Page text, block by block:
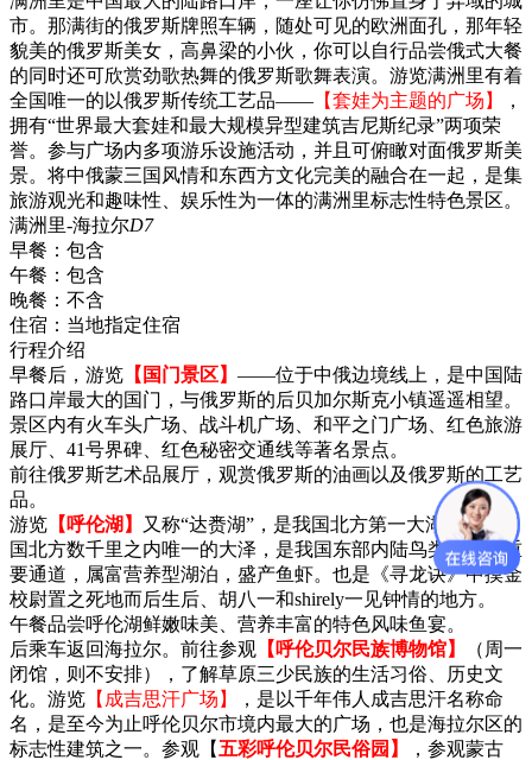
市。那满街的俄罗斯牌照车辆，随处可见的欧洲面孔，那年轻
貌美的俄罗斯美女，高鼻梁的小伙，你可以自行品尝俄式大餐
的同时还可欣赏劲歌热舞的俄罗斯歌舞表演。游览满洲里有着
全国唯一的以俄罗斯传统工艺品—— 【套娃为主题的广场】
，
拥有“世界最大套娃和最大规模异型建筑吉尼斯纪录”两项荣
誉。参与广场内多项游乐设施活动，并且可俯瞰对面俄罗斯美
景。将中俄蒙三国风情和东西方文化完美的融合在一起，是集
旅游观光和趣味性、娱乐性为一体的满洲里标志性特色景区。
满洲里-海拉尔D7
早餐： 包含
午餐： 包含
晚餐： 不含
住宿： 当地指定住宿
行程介绍
早餐后，游览 【国门景区】 ——位于中俄边境线上，是中国陆
路口岸最大的国门，与俄罗斯的后贝加尔斯克小镇遥遥相望。
景区内有火车头广场、战斗机广场、和平之门广场、红色旅游
展厅、41号界碑、红色秘密交通线等著名景点。
前往俄罗斯艺术品展厅，观赏俄罗斯的油画以及俄罗斯的工艺
品。
游览 【呼伦湖】
又称“达赉湖”，是我国北方第一大湖。也是我
国北方数千里之内唯一的大泽，是我国东部内陆鸟类迁徙的重
要通道，属富营养型湖泊，盛产鱼虾。也是《寻龙诀》中摸金
校尉置之死地而后生后、胡八一和shirely一见钟情的地方。
午餐品尝呼伦湖鲜嫩味美、营养丰富的特色风味鱼宴。
后乘车返回海拉尔。前往参观 【呼伦贝尔民族博物馆】
（周一
闭馆，则不安排），了解草原三少民族的生活习俗、历史文
化。游览 【成吉思汗广场】
，是以千年伟人成吉思汗名称命
名，是至今为止呼伦贝尔市境内最大的广场，也是海拉尔区的
标志性建筑之一。参观【 五彩呼伦贝尔民俗园】
，参观蒙古